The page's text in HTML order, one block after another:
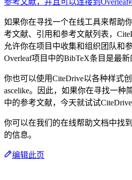
如果你在寻找一个在线工具来帮助
考文献、引用和参考文献列表，
允许你在项目中收集和组织团队和
Overleaf项目中的BibTeX条目是最新
你也可以使用CiteDrive以各种样式
ascelike。因此，如果你在寻找一种
中的参考文献，今天就试试CiteDrive
你可以在我们的在线帮助文档中找
的信息。
编辑此页